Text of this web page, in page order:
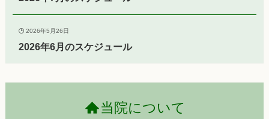
2026年5月26日
2026年6月のスケジュール
当院について